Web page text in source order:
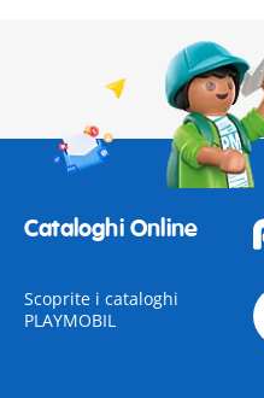
Cataloghi Online
Scoprite i cataloghi
PLAYMOBIL